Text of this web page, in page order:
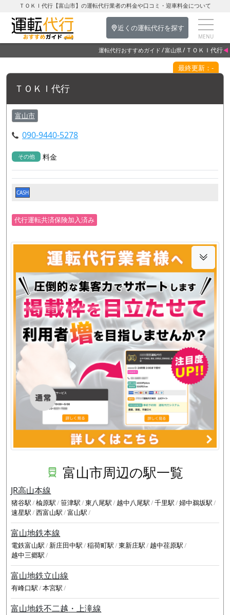
ＴＯＫＩ代行【富山市】の運転代行業者の料金や口コミ・迎車料金について
近くの運転代行を探す
運転代行おすすめガイド 富山県 ＴＯＫＩ代行
最終更新：-
ＴＯＫＩ代行
富山市
090-9440-5278
その他 料金
CASH
代行運転共済保険加入済み
富山市周辺の駅一覧
JR高山本線
猪谷駅 楡原駅 笹津駅 東八尾駅 越中八尾駅 千里駅 婦中鵜坂駅
速星駅 西富山駅 富山駅
富山地鉄本線
電鉄富山駅 新庄田中駅 稲荷町駅 東新庄駅
越中荏原駅
越中三郷駅
富山地鉄立山線
有峰口駅 本宮駅
富山地鉄不二越・上滝線